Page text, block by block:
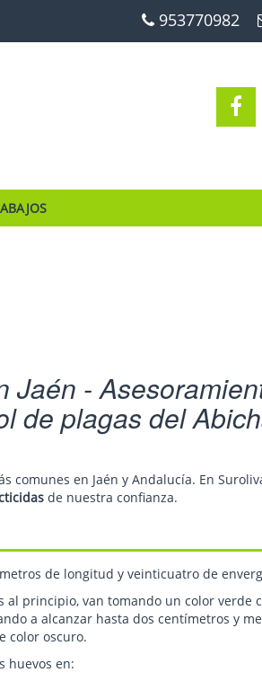
953770982
Jaén -
de plagas del
comunes en Jaén y Andalucía. En
de nuestra confianza.
de longitud y veinticuatro de
al principio, van tomando un color verde
a alcanzar hasta dos centímetros y
color oscuro.
huevos en: